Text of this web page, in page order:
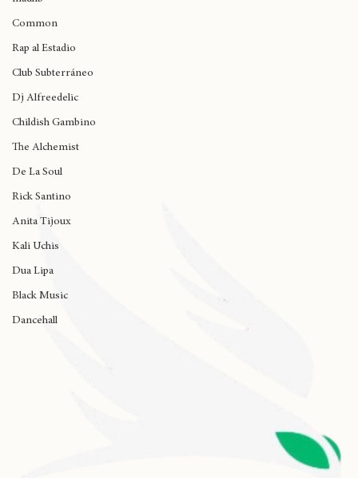
madlib
Common
Rap al Estadio
Club Subterráneo
Dj Alfreedelic
Childish Gambino
The Alchemist
De La Soul
Rick Santino
Anita Tijoux
Kali Uchis
Dua Lipa
Black Music